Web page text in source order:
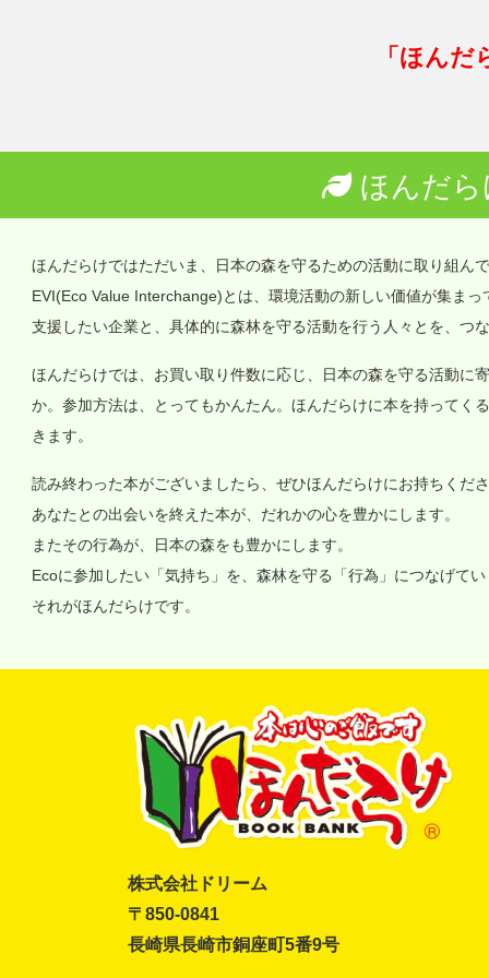
「ほん
ほんだら
ほんだらけではただいま、日本の森を守るための活動に取り組ん
EVI(Eco Value Interchange)とは、環境活動の新しい価値が集ま
支援したい企業と、具体的に森林を守る活動を行う人々とを、つ
ほんだらけでは、お買い取り件数に応じ、日本の森を守る活動に
か。参加方法は、とってもかんたん。ほんだらけに本を持ってく
きます。
読み終わった本がございましたら、ぜひほんだらけにお持ちくだ
あなたとの出会いを終えた本が、だれかの心を豊かにします。
またその行為が、日本の森をも豊かにします。
Ecoに参加したい「気持ち」を、森林を守る「行為」につなげて
それがほんだらけです。
株式会社ドリーム
〒850-0841
長崎県長崎市銅座町5番9号